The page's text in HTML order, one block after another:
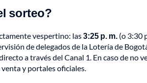
sorteo?
vespertino: las3:25 p. m. (o 3:30
de delegados de la Lotería de
a través del Canal 1. En caso de no
y portales oficiales.